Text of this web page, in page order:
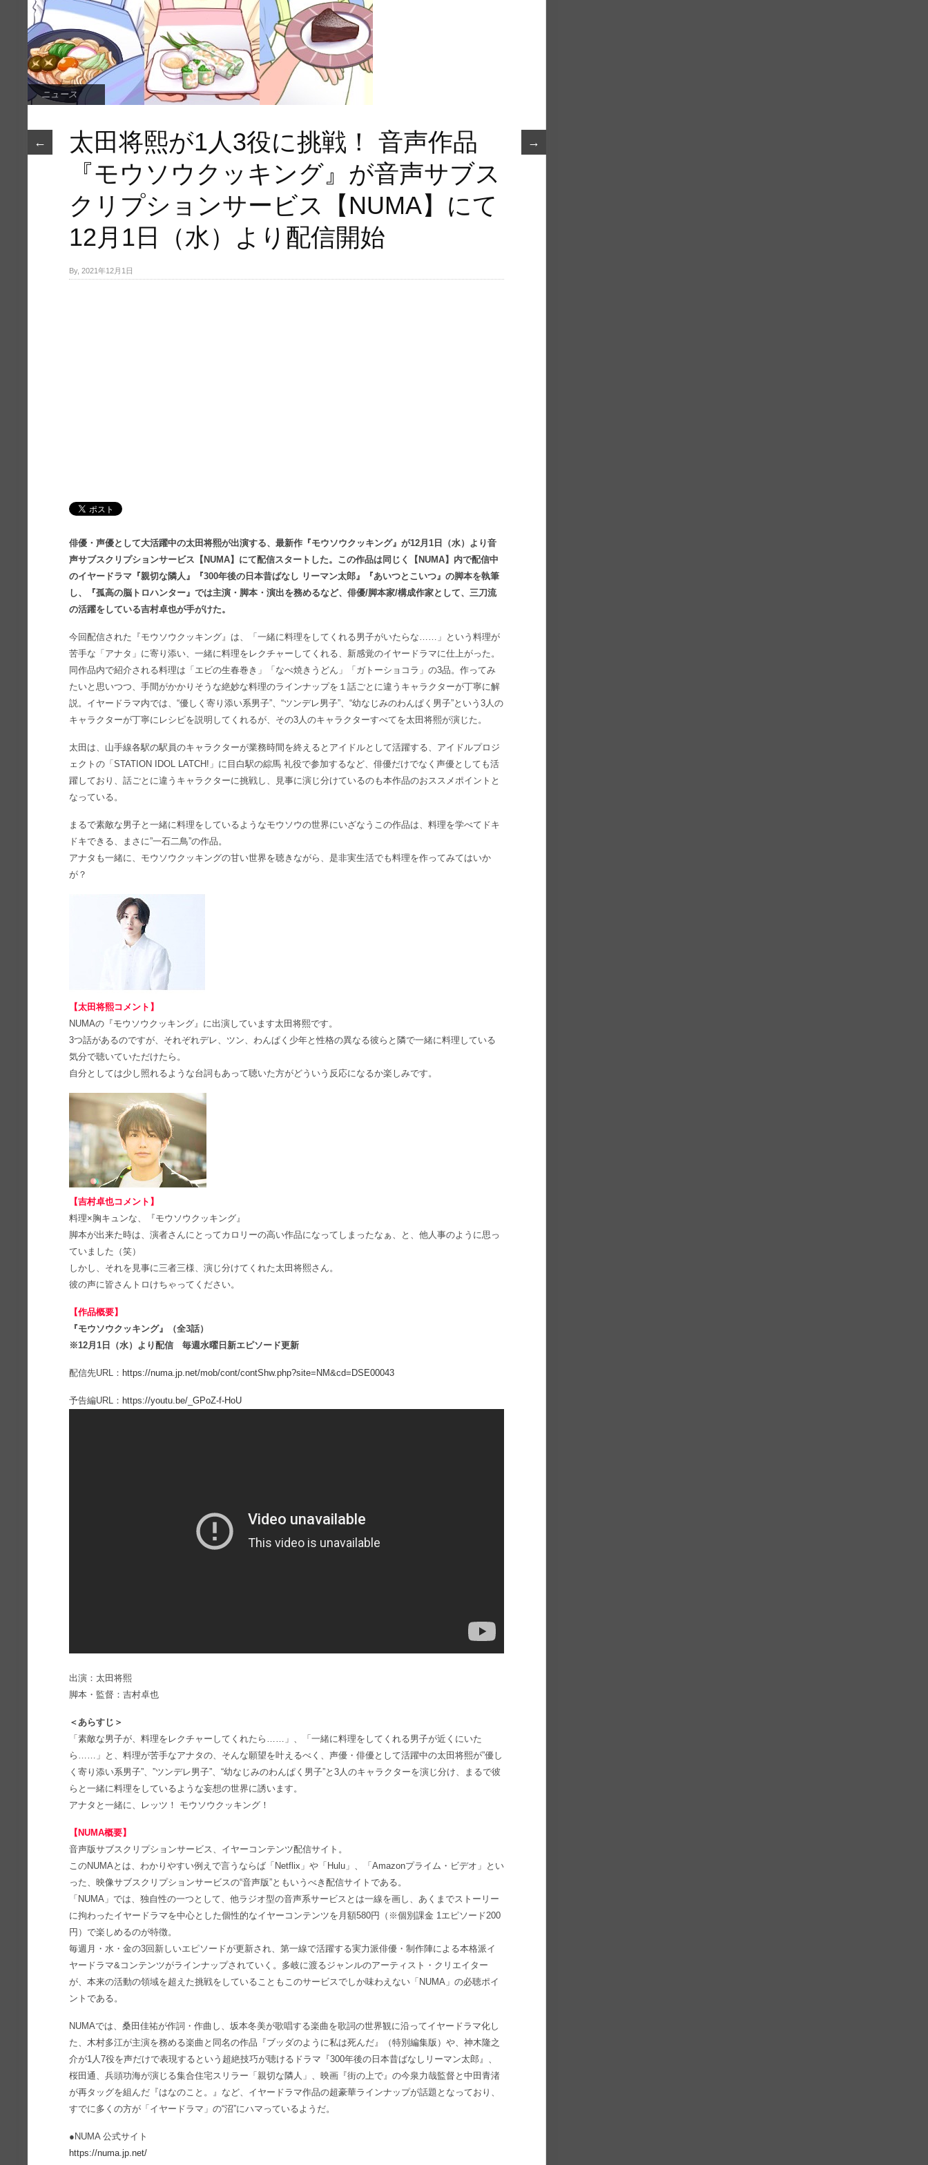
ニュース
← →
太田将熙が1人3役に挑戦！ 音声作品
『モウソウクッキング』が音声サブス
クリプションサービス【NUMA】にて
12月1日（水）より配信開始
By, 2021年12月1日
俳優・声優として大活躍中の太田将熙が出演する、最新作『モウソウクッキング』が12月1日（水）より音
声サブスクリプションサービス【NUMA】にて配信スタートした。この作品は同じく【NUMA】内で配信中
のイヤードラマ『親切な隣人』『300年後の日本昔ばなし リーマン太郎』『あいつとこいつ』の脚本を執筆
し、『孤高の脳トロハンター』では主演・脚本・演出を務めるなど、俳優/脚本家/構成作家として、三刀流
の活躍をしている吉村卓也が手がけた。
今回配信された『モウソウクッキング』は、「一緒に料理をしてくれる男子がいたらな……」という料理が
苦手な「アナタ」に寄り添い、一緒に料理をレクチャーしてくれる、新感覚のイヤードラマに仕上がった。
同作品内で紹介される料理は「エビの生春巻き」「なべ焼きうどん」「ガトーショコラ」の3品。作ってみ
たいと思いつつ、手間がかかりそうな絶妙な料理のラインナップを１話ごとに違うキャラクターが丁寧に解
説。イヤードラマ内では、“優しく寄り添い系男子”、“ツンデレ男子”、“幼なじみのわんぱく男子”という3人の
キャラクターが丁寧にレシピを説明してくれるが、その3人のキャラクターすべてを太田将熙が演じた。
太田は、山手線各駅の駅員のキャラクターが業務時間を終えるとアイドルとして活躍する、アイドルプロジ
ェクトの「STATION IDOL LATCH!」に目白駅の綜馬 礼役で参加するなど、俳優だけでなく声優としても活
躍しており、話ごとに違うキャラクターに挑戦し、見事に演じ分けているのも本作品のおススメポイントと
なっている。
まるで素敵な男子と一緒に料理をしているようなモウソウの世界にいざなうこの作品は、料理を学べてドキ
ドキできる、まさに”一石二鳥”の作品。
アナタも一緒に、モウソウクッキングの甘い世界を聴きながら、是非実生活でも料理を作ってみてはいか
が？
【太田将熙コメント】
NUMAの『モウソウクッキング』に出演しています太田将熙です。
3つ話があるのですが、それぞれデレ、ツン、わんぱく少年と性格の異なる彼らと隣で一緒に料理している
気分で聴いていただけたら。
自分としては少し照れるような台詞もあって聴いた方がどういう反応になるか楽しみです。
【吉村卓也コメント】
料理×胸キュンな、『モウソウクッキング』
脚本が出来た時は、演者さんにとってカロリーの高い作品になってしまったなぁ、と、他人事のように思っ
ていました（笑）
しかし、それを見事に三者三様、演じ分けてくれた太田将熙さん。
彼の声に皆さんトロけちゃってください。
【作品概要】
『モウソウクッキング』（全3話）
※12月1日（水）より配信 毎週水曜日新エピソード更新
配信先URL： https://numa.jp.net/mob/cont/contShw.php?site=NM&cd=DSE00043
予告編URL： https://youtu.be/_GPoZ-f-HoU
出演：太田将熙
脚本・監督：吉村卓也
＜あらすじ＞
「素敵な男子が、料理をレクチャーしてくれたら……」、「一緒に料理をしてくれる男子が近くにいた
ら……」と、料理が苦手なアナタの、そんな願望を叶えるべく、声優・俳優として活躍中の太田将熙が”優し
く寄り添い系男子”、”ツンデレ男子”、“幼なじみのわんぱく男子”と3人のキャラクターを演じ分け、まるで彼
らと一緒に料理をしているような妄想の世界に誘います。
アナタと一緒に、レッツ！ モウソウクッキング！
【NUMA概要】
音声版サブスクリプションサービス、イヤーコンテンツ配信サイト。
このNUMAとは、わかりやすい例えで言うならば「Netflix」や「Hulu」、「Amazonプライム・ビデオ」とい
った、映像サブスクリプションサービスの“音声版”ともいうべき配信サイトである。
「NUMA」では、独自性の一つとして、他ラジオ型の音声系サービスとは一線を画し、あくまでストーリー
に拘わったイヤードラマを中心とした個性的なイヤーコンテンツを月額580円（※個別課金 1エピソード200
円）で楽しめるのが特徴。
毎週月・水・金の3回新しいエピソードが更新され、第一線で活躍する実力派俳優・制作陣による本格派イ
ヤードラマ&コンテンツがラインナップされていく。多岐に渡るジャンルのアーティスト・クリエイター
が、本来の活動の領域を超えた挑戦をしていることもこのサービスでしか味わえない「NUMA」の必聴ポイ
ントである。
NUMAでは、桑田佳祐が作詞・作曲し、坂本冬美が歌唱する楽曲を歌詞の世界観に沿ってイヤードラマ化し
た、木村多江が主演を務める楽曲と同名の作品『ブッダのように私は死んだ』（特別編集版）や、神木隆之
介が1人7役を声だけで表現するという超絶技巧が聴けるドラマ『300年後の日本昔ばなしリーマン太郎』、
桜田通、兵頭功海が演じる集合住宅スリラー「親切な隣人」、映画『街の上で』の今泉力哉監督と中田青渚
が再タッグを組んだ『はなのこと。』など、イヤードラマ作品の超豪華ラインナップが話題となっており、
すでに多くの方が「イヤードラマ」の“沼”にハマっているようだ。
●NUMA 公式サイト
https://numa.jp.net/